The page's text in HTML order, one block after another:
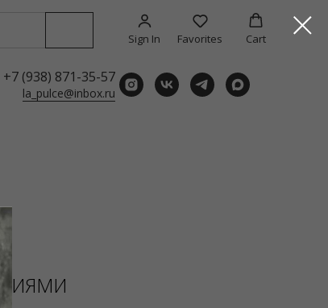
Sign In Favorites Cart
+7 (938) 871-35-57
la_pulce@inbox.ru